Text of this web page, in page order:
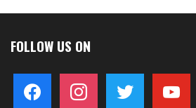
FOLLOW US ON
facebook instagram twitter youtube